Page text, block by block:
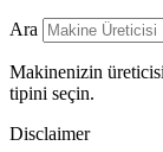
Ara
Makinenizin
tipini seçin.
Disclaimer